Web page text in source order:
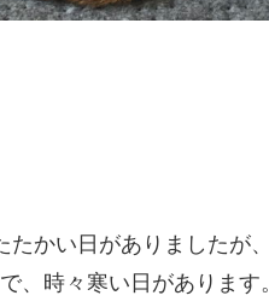
たかい日がありましたが
、時々寒い日があります。